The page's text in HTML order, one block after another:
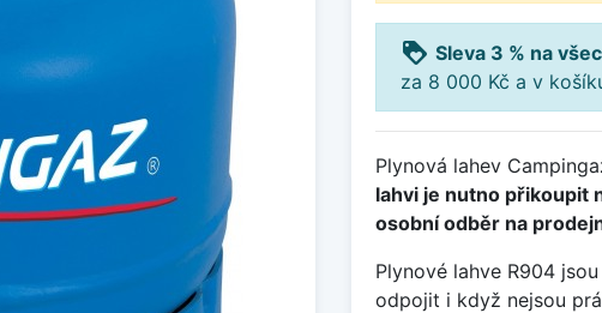
loyalty Sleva 3 % na
za 8 000 Kč a v
Plynová lahev
lahvi je nutno přikoupit
osobní odběr na
Plynové lahve R904
odpojit i když nejsou